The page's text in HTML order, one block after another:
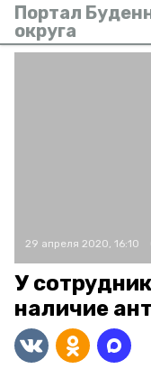
Портал
округа
29 апреля 2020, 16:10
У
наличие